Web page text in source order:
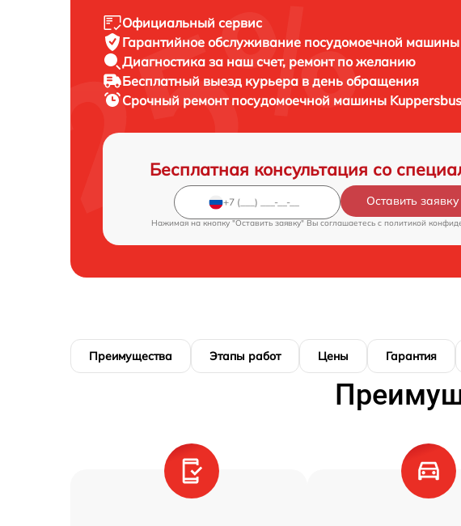
Официальный сервис
Гарантийное обслуживание посудомоечной машины
Диагностика за наш счет, ремонт по желанию
Бесплатный выезд курьера в день обращения
Срочный ремонт посудомоечной машины
Бесплатная консультация со
Оставить заявку
Нажимая на кнопку "Оставить заявку" Вы соглашаетесь c политикой
Преимущества Этапы работ Цены Гарантия